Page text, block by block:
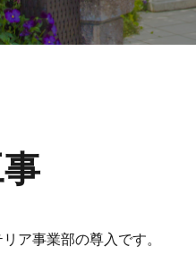
ア事業部の尊入です。